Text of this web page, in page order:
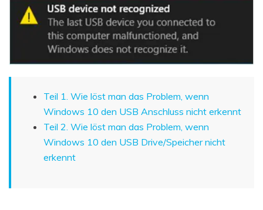
Teil 1. Wie löst man das Problem, wenn
Windows 10 den USB Anschluss nicht erkennt
Teil 2. Wie löst man das Problem, wenn
Windows 10 den USB Drive/Speicher nicht
erkennt